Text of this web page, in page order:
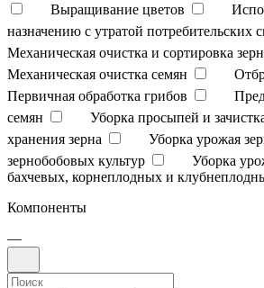
Выращивание цветов
назначению с утратой потребительских
Механическая очистка и сортировка
Механическая очистка семян
Первичная обработка грибов
семян
Уборка просыпей и
хранения зерна
Уборка урожая
зернобобовых культур
Уборка
бахчевых, корнеплодных и
Компоненты
—